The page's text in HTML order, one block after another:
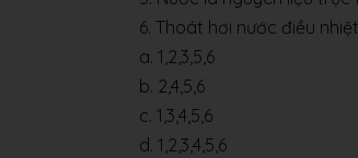
6. Thoát hơi nước điều
a. 1,2,3,5,6
b. 2,4,5,6
c. 1,3,4,5,6
d. 1,2,3,4,5,6